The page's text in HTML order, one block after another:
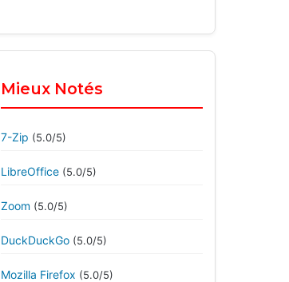
Mieux Notés
7-Zip (5.0/5)
LibreOffice (5.0/5)
Zoom (5.0/5)
DuckDuckGo (5.0/5)
Mozilla Firefox (5.0/5)